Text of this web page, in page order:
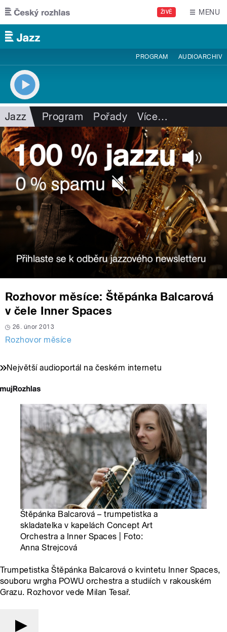
Přejít k hlavnímu obsahu
ŽIVĚ MENU
PROGRAM AUDIOARCHIV
Jazz Program Pořady Více…
Rozhovor měsíce: Štěpánka Balcarová
v čele Inner Spaces
26. únor 2013
Rozhovor měsíce
Největší audioportál na českém internetu
Štěpánka Balcarová – trumpetistka a
skladatelka v kapelách Concept Art
Orchestra a Inner Spaces | Foto:
Anna Strejcová
Trumpetistka Štěpánka Balcarová o kvintetu Inner Spaces,
souboru wrgha POWU orchestra a studiích v rakouském
Grazu. Rozhovor vede Milan Tesař.